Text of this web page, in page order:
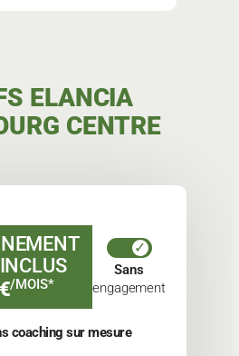
ELANCIA
CENTRE
/MOIS*
Sans
engagement
coaching sur mesure